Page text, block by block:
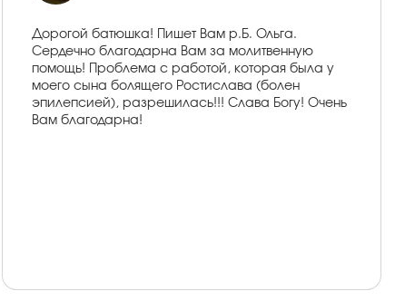
Дорогой батюшка! Пишет Вам р.Б. Ольга.
Сердечно благодарна Вам за молитвенную
помощь! Проблема с работой, которая была у
моего сына болящего Ростислава (болен
эпилепсией), разрешилась!!! Слава Богу! Очень
Вам благодарна!